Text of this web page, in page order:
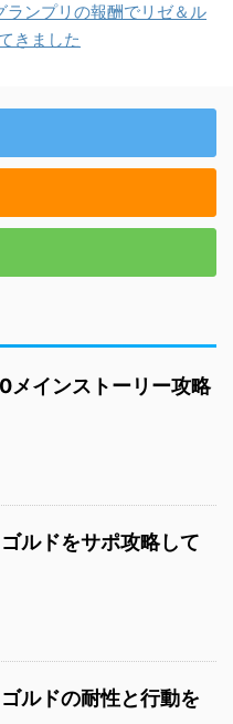
ンプリの報酬でリゼ＆ル
きました
メインストーリー攻略
ルドをサポ攻略して
ルドの耐性と行動を